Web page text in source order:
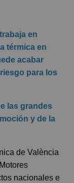
en
térmica en
acabar
para los
las grandes
y de la
de València
nacionales e